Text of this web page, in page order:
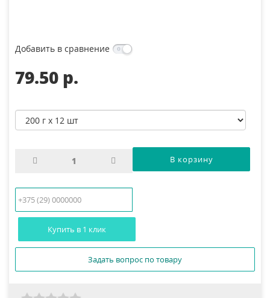
Добавить в сравнение
79.50 p.
Купить в 1 клик
Задать вопрос по товару